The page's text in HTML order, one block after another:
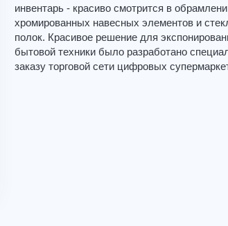
инвентарь - красиво смотрится в
хромированных навесных элементов и
полок. Красивое решение для
бытовой техники было разработано
заказу торговой сети цифровых